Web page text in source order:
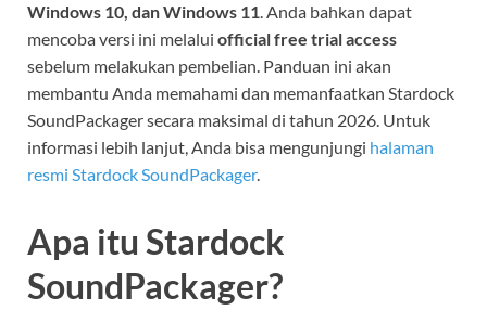
Windows 10, dan Windows 11. Anda bahkan dapat
mencoba versi ini melalui official free trial access
sebelum melakukan pembelian. Panduan ini akan
membantu Anda memahami dan memanfaatkan Stardock
SoundPackager secara maksimal di tahun 2026. Untuk
informasi lebih lanjut, Anda bisa mengunjungi halaman
resmi Stardock SoundPackager.
Apa itu Stardock
SoundPackager?